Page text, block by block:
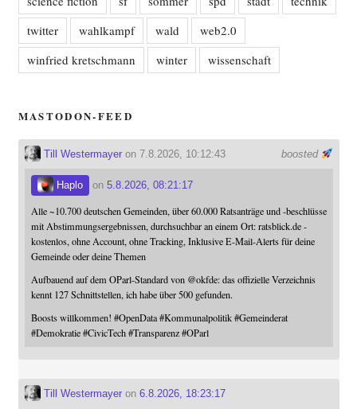
twitter
wahlkampf wald
web2.0
winfried kretschmann
winter wissenschaft
MASTODON-FEED
boosted
Till Westermayeron 7.8.2026, 10:12:43
Haplo on 5.8.2026, 08:21:17
Alle ~10.700 deutschen Gemeinden, über 60.000 Ratsanträge und -beschlüsse
mit Abstimmungsergebnissen, durchsuchbar an einem Ort: ratsblick.de -
kostenlos, ohne Account, ohne Tracking, Inklusive E-Mail-Alerts für deine
Gemeinde oder deine Themen
Aufbauend auf dem OParl-Standard von @okfde: das offizielle Verzeichnis
kennt 127 Schnittstellen, ich habe über 500 gefunden.
Boosts willkommen! #OpenData #Kommunalpolitik #Gemeinderat
#Demokratie #CivicTech #Transparenz #OParl
Till Westermayeron 6.8.2026, 18:23:17